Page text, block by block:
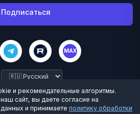
Подписаться
MAX
Вояж. Все права защищены.
и рекомендательные алгоритмы.
сайт, вы даете согласие на
и принимаете политику обработки